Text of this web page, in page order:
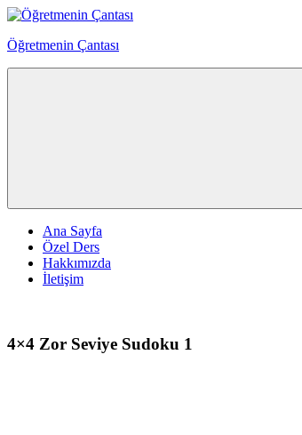
Skip
content
Öğretmenin Çantası
Ana Sayfa
Özel Ders
Hakkımızda
İletişim
4×4 Zor Seviye Sudoku 1